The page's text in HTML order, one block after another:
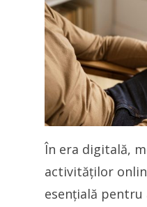
În era digitală,
activităților
esențială